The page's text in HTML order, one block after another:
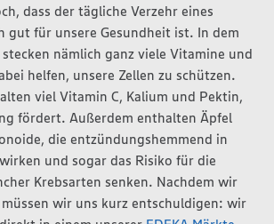
dass der tägliche Verzehr eines
gut für unsere Gesundheit ist. In dem
nämlich ganz viele Vitamine und
helfen, unsere Zellen zu schützen.
viel Vitamin C, Kalium und Pektin,
fördert. Außerdem enthalten Äpfel
die entzündungshemmend in
und sogar das Risiko für die
Krebsarten senken. Nachdem wir
müssen wir uns kurz entschuldigen: wir